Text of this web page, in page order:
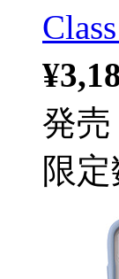
発売
限